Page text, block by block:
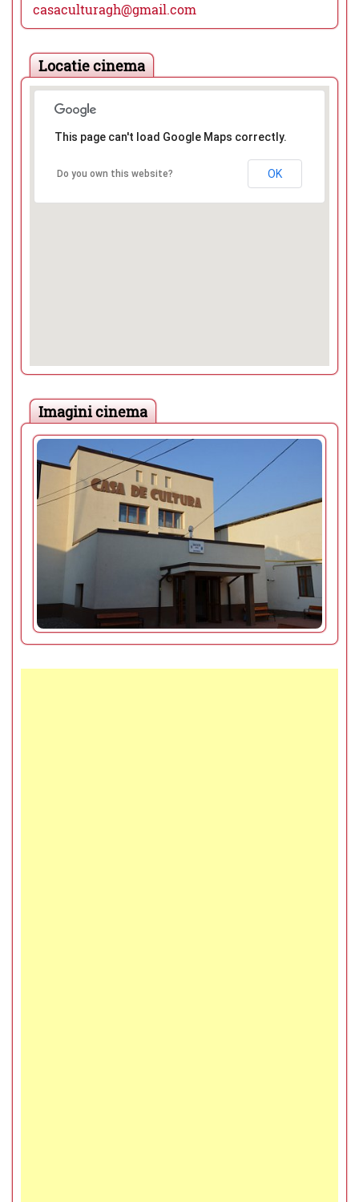
casaculturagh@gmail.com
Locatie cinema
This page can't load Google Maps correctly.
Do you own this website? OK
Imagini cinema